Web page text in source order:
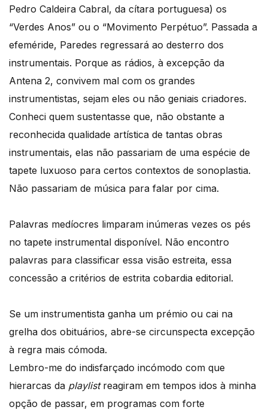
Pedro Caldeira Cabral, da cítara portuguesa) os
“Verdes Anos” ou o “Movimento Perpétuo”. Passada a
efeméride, Paredes regressará ao desterro dos
instrumentais. Porque as rádios, à excepção da
Antena 2, convivem mal com os grandes
instrumentistas, sejam eles ou não geniais criadores.
Conheci quem sustentasse que, não obstante a
reconhecida qualidade artística de tantas obras
instrumentais, elas não passariam de uma espécie de
tapete luxuoso para certos contextos de sonoplastia.
Não passariam de música para falar por cima.
Palavras medíocres limparam inúmeras vezes os pés
no tapete instrumental disponível. Não encontro
palavras para classificar essa visão estreita, essa
concessão a critérios de estrita cobardia editorial.
Se um instrumentista ganha um prémio ou cai na
grelha dos obituários, abre-se circunspecta excepção
à regra mais cómoda.
Lembro-me do indisfarçado incómodo com que
hierarcas da playlistreagiram em tempos idos à minha
opção de passar, em programas com forte